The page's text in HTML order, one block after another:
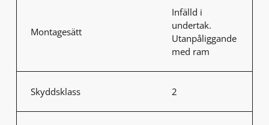
Montagesätt
Infälld i
undertak.
Utanpåliggande
med ram
Skyddsklass 2